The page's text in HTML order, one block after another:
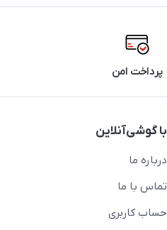
پرداخت امن
با گوشی‌آنلاین
درباره ما
تماس با ما
حساب کاربری